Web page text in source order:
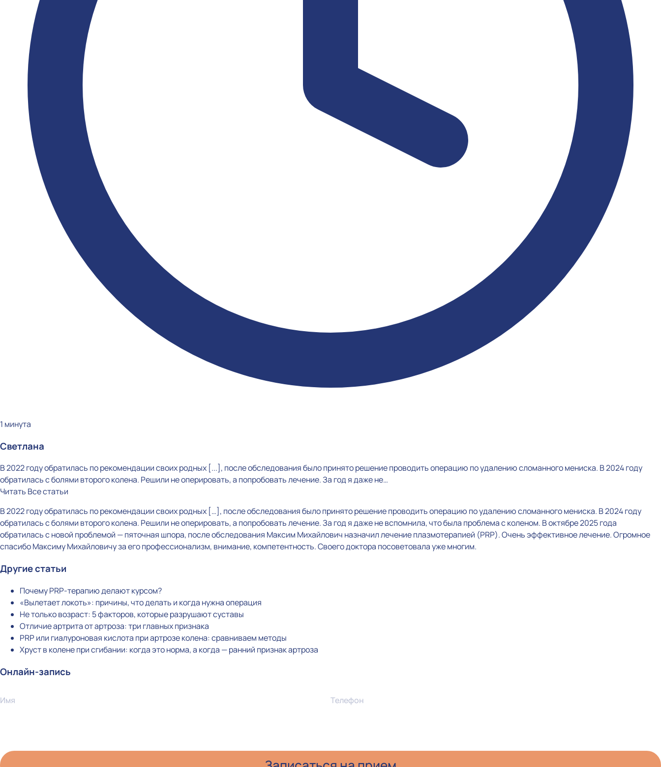
1 минута
Светлана
В 2022 году обратилась по рекомендации своих родных [...], после обследования было принято решение проводить операцию по удалению сломанного мениска. В 2024 году
обратилась с болями второго колена. Решили не оперировать, а попробовать лечение. За год я даже не…
Читать Все статьи
В 2022 году обратилась по рекомендации своих родных […], после обследования было принято решение проводить операцию по удалению сломанного мениска. В 2024 году
обратилась с болями второго колена. Решили не оперировать, а попробовать лечение. За год я даже не вспомнила, что была проблема с коленом. В октябре 2025 года
обратилась с новой проблемой — пяточная шпора, после обследования Максим Михайлович назначил лечение плазмотерапией (PRP). Очень эффективное лечение. Огромное
спасибо Максиму Михайловичу за его профессионализм, внимание, компетентность. Своего доктора посоветовала уже многим.
Другие статьи
Почему PRP-терапию делают курсом?
«Вылетает локоть»: причины, что делать и когда нужна операция
Не только возраст: 5 факторов, которые разрушают суставы
Отличие артрита от артроза: три главных признака
PRP или гиалуроновая кислота при артрозе колена: сравниваем методы
Хруст в колене при сгибании: когда это норма, а когда — ранний признак артроза
Онлайн-запись
Имя Телефон